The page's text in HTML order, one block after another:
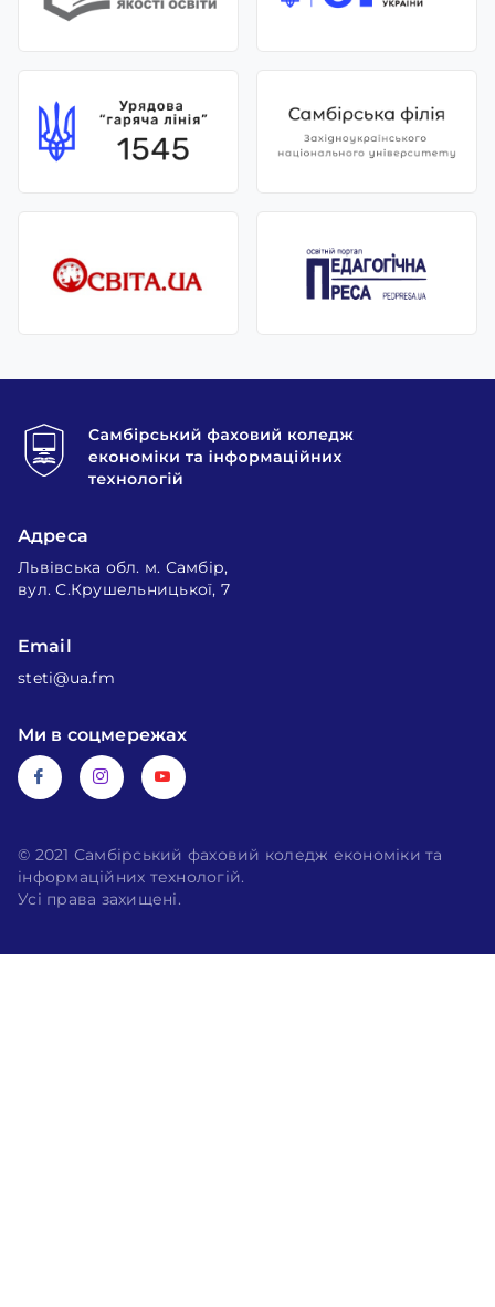
Адреса
Львівська обл. м. Самбір,
вул. С.Крушельницької, 7
Email
steti@ua.fm
Ми в соцмережах
© 2021 Самбірський фаховий коледж економіки та
інформаційних технологій.
Усі права захищені.